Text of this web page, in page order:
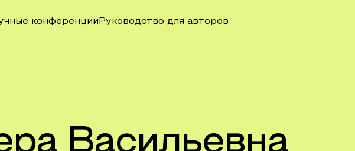
конференции Руководство для авторов
Васильевна